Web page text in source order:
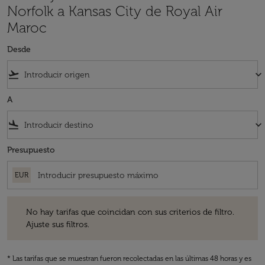
Norfolk a Kansas City de Royal Air
Maroc
Desde
flight_takeoff keyboard_arrow_down
A
flight_land keyboard_arrow_down
Presupuesto
EUR
No hay tarifas que coincidan con sus criterios de filtro.
Ajuste sus filtros.
* Las tarifas que se muestran fueron recolectadas en las últimas 48 horas y es